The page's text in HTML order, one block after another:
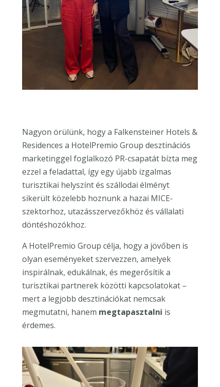
Nagyon örülünk, hogy a FalkensteinerHotels &
Residences a HotelPremio Group desztinációs
marketinggel foglalkozó PR-csapatát bízta meg
ezzel a feladattal, így egy újabb izgalmas
turisztikai helyszínt és szállodai élményt
sikerült közelebb hoznunk a hazai MICE-
szektorhoz, utazásszervezőkhöz és vállalati
döntéshozókhoz.
A HotelPremio Group célja, hogy a jövőben is
olyan eseményeket szervezzen, amelyek
inspirálnak, edukálnak, és megerősítik a
turisztikai partnerek közötti kapcsolatokat –
mert a legjobb desztinációkat nemcsak
megmutatni, hanem megtapasztalni is
érdemes.